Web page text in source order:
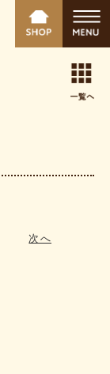
次へ